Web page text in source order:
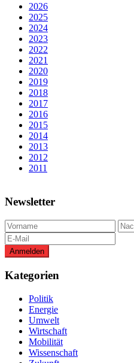
2026
2025
2024
2023
2022
2021
2020
2019
2018
2017
2016
2015
2014
2013
2012
2011
Newsletter
Kategorien
Politik
Energie
Umwelt
Wirtschaft
Mobilität
Wissenschaft